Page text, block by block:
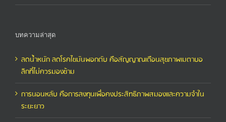
บทความล่าสุด
ลดน้ำหนัก ลดโรคไขมันพอกตับ คือสัญญาณเตือนสุขภาพเมตาบอ
ลิกที่ไม่ควรมองข้าม
การนอนหลับ คือการลงทุนเพื่อคงประสิทธิภาพสมองและความจำใน
ระยะยาว